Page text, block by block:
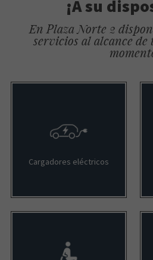
¡A su
En Plaza Norte 2
servicios al alcance de
Cargadores eléctricos